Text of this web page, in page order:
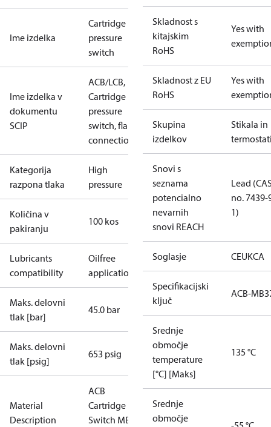
Ime izdelka
Cartridge
pressure
switch
Ime izdelka v
dokumentu
SCIP
ACB/LCB,
Cartridge
pressure
switch, flare
connection
Kategorija
razpona tlaka
High
pressure
Količina v
pakiranju
100 kos
Lubricants
compatibility
Oilfree
applications
Maks. delovni
tlak [bar]
45.0 bar
Maks. delovni
tlak [psig]
653 psig
Material
Description
ACB
Cartridge
Switch MB37
Skladnost s
kitajskim
RoHS
Yes with
Skladnost z EU
RoHS
Yes with
Skupina
izdelkov
Stikala in
Snovi s
seznama
potencialno
nevarnih
snovi REACH
Lead
no. 7439-
1)
Soglasje CEUKCA
Specifikacijski
ključ
ACB-
Srednje
območje
temperature
[°C] [Maks]
135 °C
Srednje
območje